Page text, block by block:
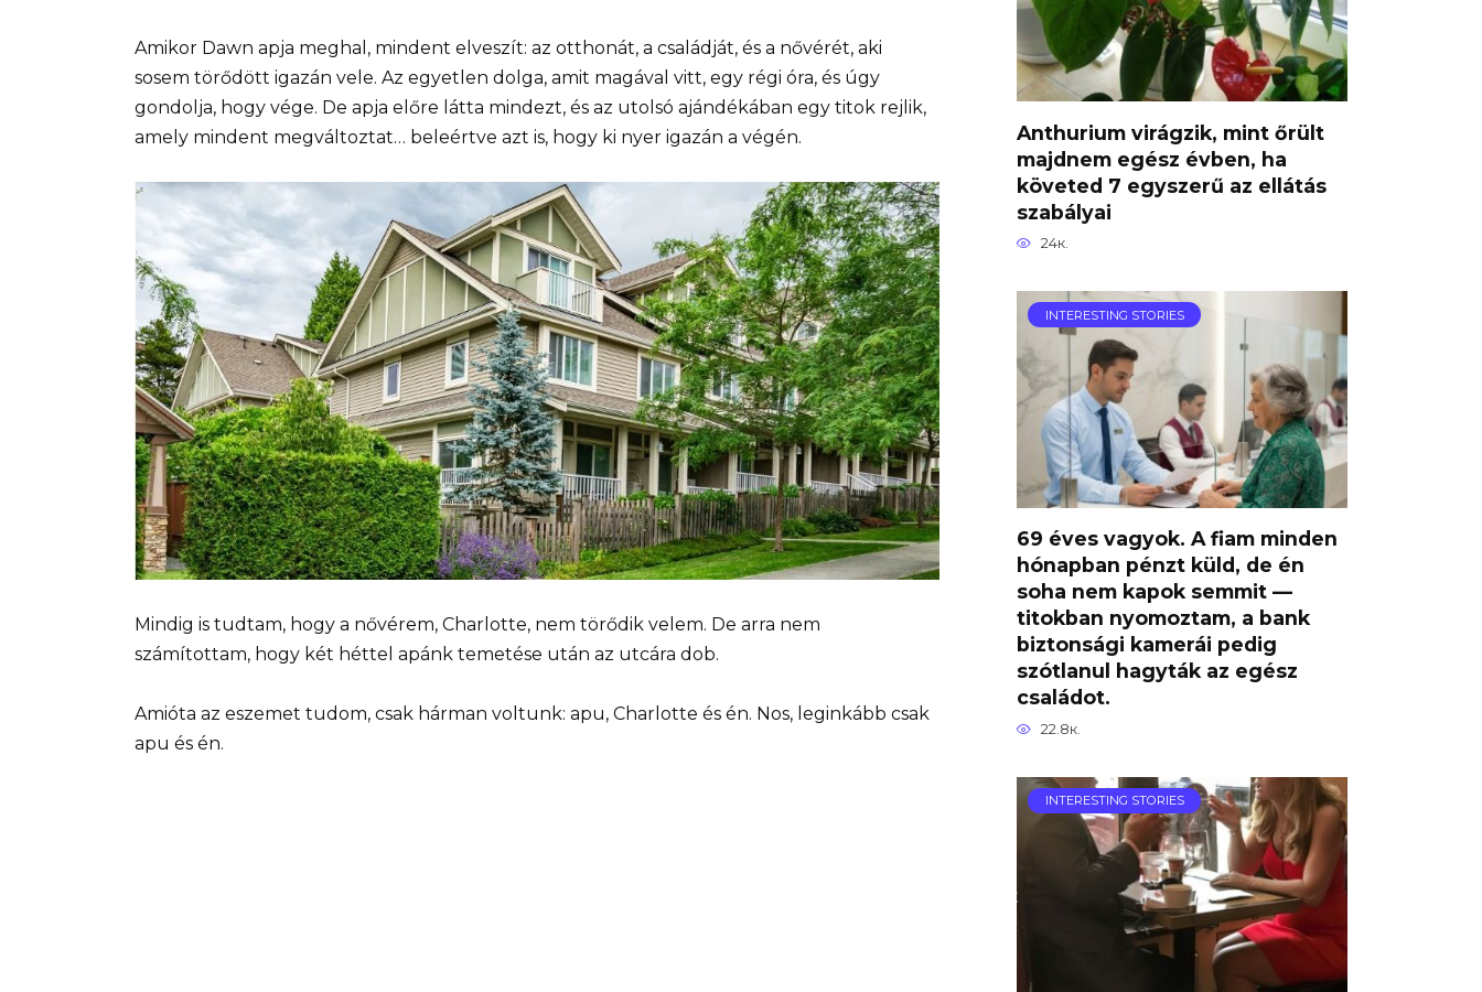
Amikor Dawn apja meghal, mindent elveszít: az otthonát, a családját, és a nővérét, aki
sosem törődött igazán vele. Az egyetlen dolga, amit magával vitt, egy régi óra, és úgy
gondolja, hogy vége. De apja előre látta mindezt, és az utolsó ajándékában egy titok rejlik,
amely mindent megváltoztat… beleértve azt is, hogy ki nyer igazán a végén.
Mindig is tudtam, hogy a nővérem, Charlotte, nem törődik velem. De arra nem
számítottam, hogy két héttel apánk temetése után az utcára dob.
Amióta az eszemet tudom, csak hárman voltunk: apu, Charlotte és én. Nos, leginkább csak
apu és én.
Anthurium virágzik, mint őrült
majdnem egész évben, ha
követed 7 egyszerű az ellátás
szabályai
24к.
INTERESTING STORIES
69 éves vagyok. A fiam minden
hónapban pénzt küld, de én
soha nem kapok semmit —
titokban nyomoztam, a bank
biztonsági kamerái pedig
szótlanul hagyták az egész
családot.
22.8к.
INTERESTING STORIES